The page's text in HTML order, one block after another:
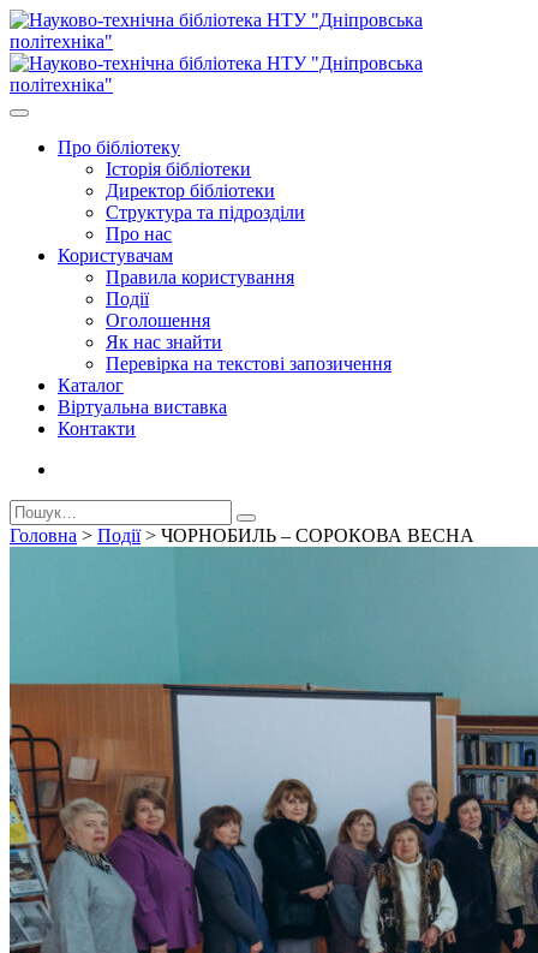
Про бiблiотеку
Історія бібліотеки
Директор бiблiотеки
Структура та підрозділи
Про нас
Користувачам
Правила користування
Події
Оголошення
Як нас знайти
Перевірка на текстові запозичення
Каталог
Віртуальна виставка
Контакти
Головна > Події> ЧОРНОБИЛЬ – СОРОКОВА ВЕСНА